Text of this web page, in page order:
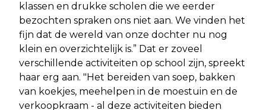
klassen en drukke scholen die we eerder
bezochten spraken ons niet aan. We vinden het
fijn dat de wereld van onze dochter nu nog
klein en overzichtelijk is.” Dat er zoveel
verschillende activiteiten op school zijn, spreekt
haar erg aan. "Het bereiden van soep, bakken
van koekjes, meehelpen in de moestuin en de
verkoopkraam - al deze activiteiten bieden